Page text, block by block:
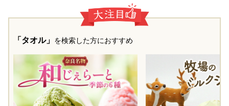
「タオル」 を検索した方におすすめ